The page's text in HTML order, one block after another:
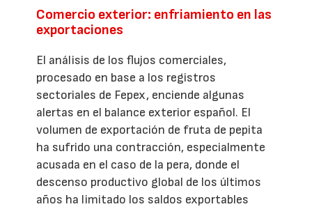
Comercio exterior: enfriamiento en las
exportaciones
El análisis de los flujos comerciales,
procesado en base a los registros
sectoriales de Fepex, enciende algunas
alertas en el balance exterior español. El
volumen de exportación de fruta de pepita
ha sufrido una contracción, especialmente
acusada en el caso de la pera, donde el
descenso productivo global de los últimos
años ha limitado los saldos exportables